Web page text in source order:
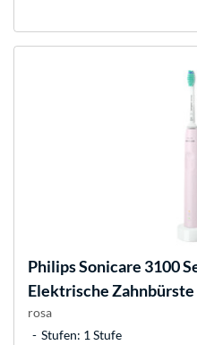
PhilipsSonicare 3100
Elektrische Zahnbürste
rosa
Stufen: 1 Stufe